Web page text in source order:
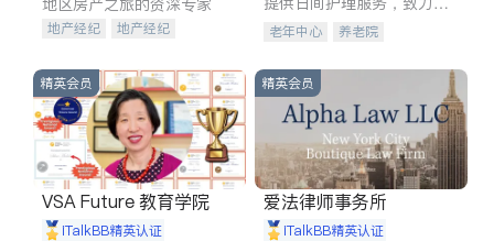
地产经纪
地产经纪
商铺租售
开发商建商
通过持续的护理创新来有效
老年中心 养老院
精英会员
VSA Future 教育学院
iTalkBB精英认证
精英会员
爱法律师事务所
iTalkBB精英认证